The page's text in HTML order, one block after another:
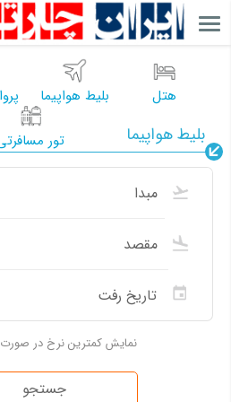
هتل بلیط هواپیما
تور بلیط هواپیما
نمایش کمترین نرخ در صورت
جستجو